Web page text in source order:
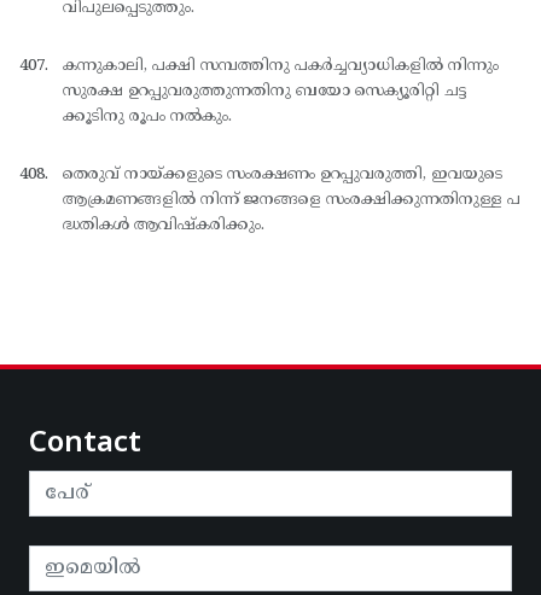
വിപുലപ്പെടുത്തും.
കന്നുകാലി, പക്ഷി സമ്പത്തിനു പകര്‍ച്ചവ്യാധികളില്‍ നിന്നും
സുരക്ഷ ഉറപ്പുവരുത്തുന്നതിനു ബയോ സെക്യൂരിറ്റി ചട്ട
ക്കൂടിനു രൂപം നല്‍കും.
തെരുവ് നായ്ക്കളുടെ സംരക്ഷണം ഉറപ്പുവരുത്തി, ഇവയുടെ
ആക്രമണങ്ങളില്‍ നിന്ന് ജനങ്ങളെ സംരക്ഷിക്കുന്നതിനുള്ള പ
ദ്ധതികള്‍ ആവിഷ്കരിക്കും.
Contact